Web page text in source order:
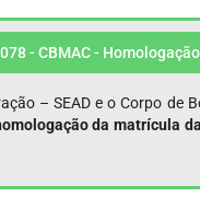
– SEAD e o Corpo de
da matrícula
- CBMAC -